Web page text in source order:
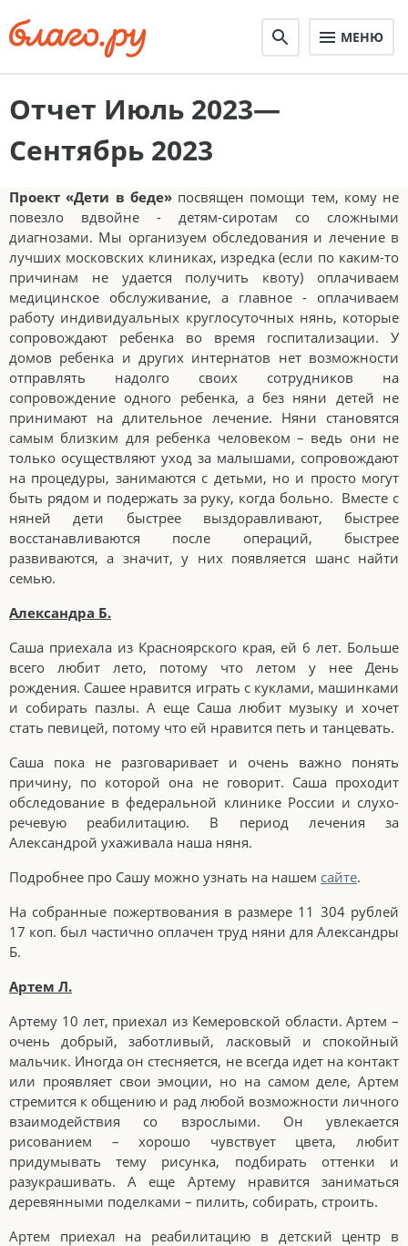
МЕНЮ
Отчет Июль 2023—
Сентябрь 2023
Проект «Дети в беде»посвящен помощи тем, кому не
повезло вдвойне - детям-сиротам со сложными
диагнозами. Мы организуем обследования и лечение в
лучших московских клиниках, изредка (если по каким-то
причинам не удается получить квоту) оплачиваем
медицинское обслуживание, а главное - оплачиваем
работу индивидуальных круглосуточных нянь, которые
сопровождают ребенка во время госпитализации. У
домов ребенка и других интернатов нет возможности
отправлять надолго своих сотрудников на
сопровождение одного ребенка, а без няни детей не
принимают на длительное лечение. Няни становятся
самым близким для ребенка человеком – ведь они не
только осуществляют уход за малышами, сопровождают
на процедуры, занимаются с детьми, но и просто могут
быть рядом и подержать за руку, когда больно. Вместе с
няней дети быстрее выздоравливают, быстрее
восстанавливаются после операций, быстрее
развиваются, а значит, у них появляется шанс найти
семью.
Александра Б.
Саша приехала из Красноярского края, ей 6 лет. Больше
всего любит лето, потому что летом у нее День
рождения. Сашее нравится играть с куклами, машинками
и собирать пазлы. А еще Саша любит музыку и хочет
стать певицей, потому что ей нравится петь и танцевать.
Саша пока не разговаривает и очень важно понять
причину, по которой она не говорит. Саша проходит
обследование в федеральной клинике России и слухо-
речевую реабилитацию. В период лечения за
Александрой ухаживала наша няня.
Подробнее про Сашу можно узнать на нашем сайте.
На собранные пожертвования в размере 11 304 рублей
17 коп. был частично оплачен труд няни для Александры
Б.
Артем Л.
Артему 10 лет, приехал из Кемеровской области. Артем –
очень добрый, заботливый, ласковый и спокойный
мальчик. Иногда он стесняется, не всегда идет на контакт
или проявляет свои эмоции, но на самом деле, Артем
стремится к общению и рад любой возможности личного
взаимодействия со взрослыми. Он увлекается
рисованием – хорошо чувствует цвета, любит
придумывать тему рисунка, подбирать оттенки и
разукрашивать. А еще Артему нравится заниматься
деревянными поделками – пилить, собирать, строить.
Артем приехал на реабилитацию в детский центр в